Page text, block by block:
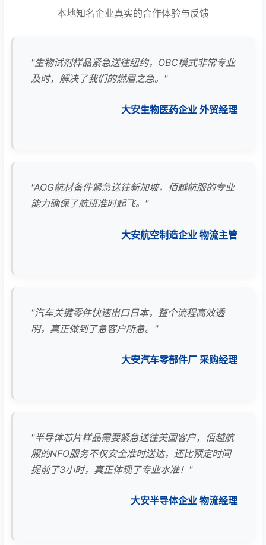
本地知名企业真实的合作体验与反馈
"生物试剂样品紧急送往纽约，OBC模式非常专业
及时，解决了我们的燃眉之急。"
大安生物医药企业 外贸经理
"AOG航材备件紧急送往新加坡，佰越航服的专业
能力确保了航班准时起飞。"
大安航空制造企业 物流主管
"汽车关键零件快速出口日本，整个流程高效透
明，真正做到了急客户所急。"
大安汽车零部件厂 采购经理
"半导体芯片样品需要紧急送往美国客户，佰越航
服的NFO服务不仅安全准时送达，还比预定时间
提前了3小时，真正体现了专业水准！"
大安半导体企业 物流经理